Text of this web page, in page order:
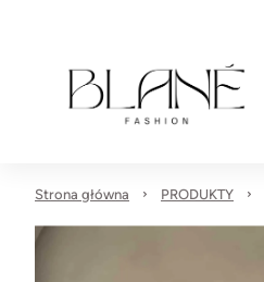
Strona główna PRODUKTY